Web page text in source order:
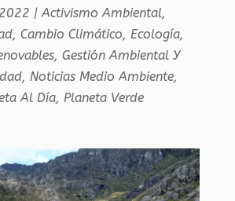
|Activismo Ambiental,
, Cambio Climático, Ecología,
,Gestión Ambiental Y
, Noticias Medio Ambiente,
Al Día,Planeta Verde